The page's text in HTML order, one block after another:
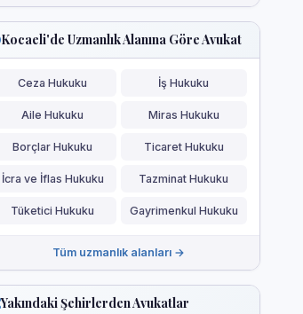
Kocaeli'de Uzmanlık Alanına Göre Avukat
Ceza Hukuku İş Hukuku
Aile Hukuku Miras Hukuku
Borçlar Hukuku Ticaret Hukuku
İcra ve İflas Hukuku Tazminat Hukuku
Tüketici Hukuku Gayrimenkul Hukuku
Tüm uzmanlık alanları →
Yakındaki Şehirlerden Avukatlar